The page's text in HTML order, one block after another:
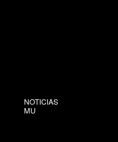
NOTICIAS
MU